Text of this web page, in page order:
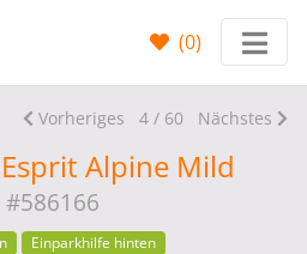
(0)
Vorheriges 4 / 60 Nächstes
Alpine Mild
#586166
Einparkhilfe hinten